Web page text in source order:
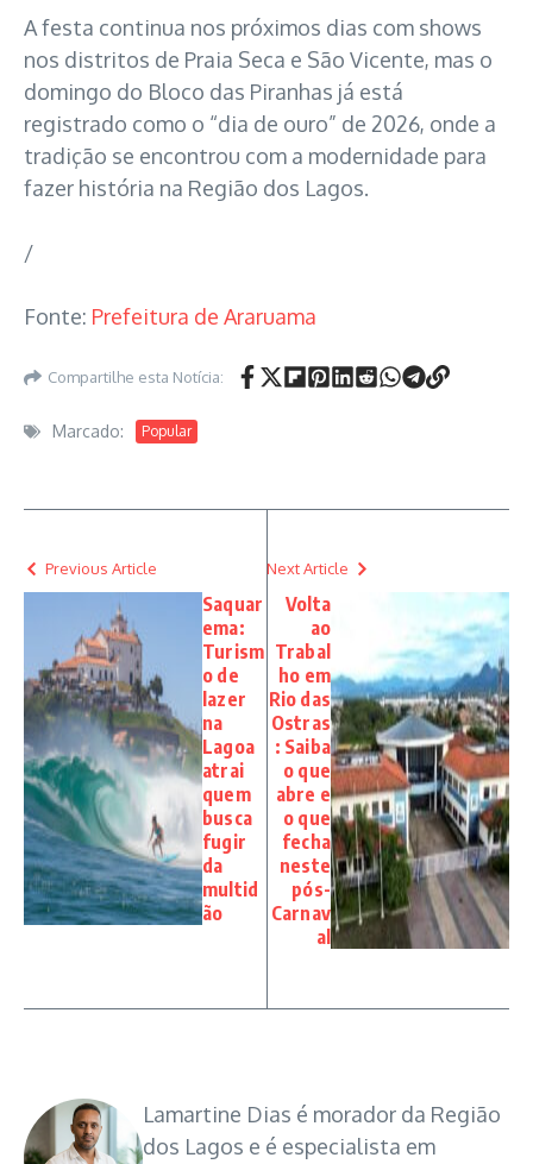
A festa continua nos próximos dias com shows
nos distritos de Praia Seca e São Vicente, mas o
domingo do Bloco das Piranhas já está
registrado como o “dia de ouro” de 2026, onde a
tradição se encontrou com a modernidade para
fazer história na Região dos Lagos.
/
Fonte: Prefeitura de Araruama
Compartilhe esta Notícia:
Marcado: Popular
Previous Article
Saquar
ema:
Turism
o de
lazer
na
Lagoa
atrai
quem
busca
fugir
da
multid
ão
Next Article
Volta
ao
Trabal
ho em
Rio das
Ostras
: Saiba
o que
abre e
o que
fecha
neste
pós-
Carnav
al
Lamartine Dias é morador da Região
dos Lagos e é especialista em